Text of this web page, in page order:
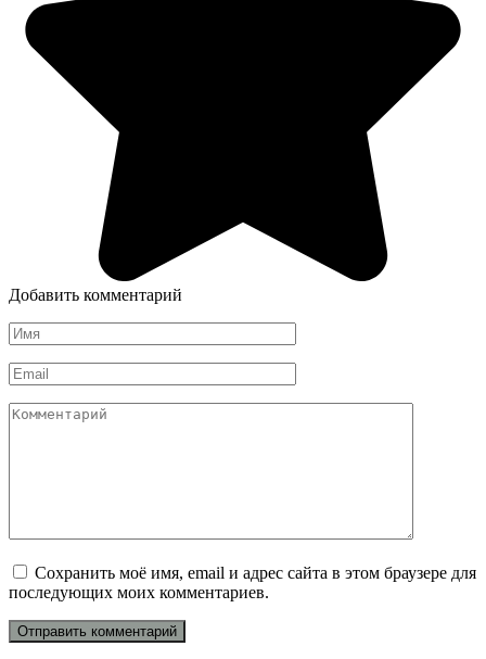
Добавить комментарий
Имя
*
Email
*
Комментарий
Сохранить моё имя, email и адрес сайта в этом браузере для
последующих моих комментариев.